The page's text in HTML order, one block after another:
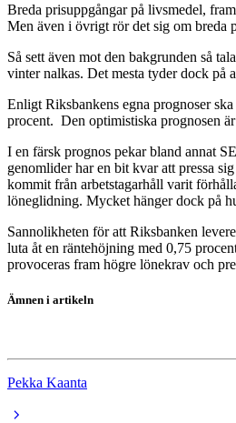
Breda prisuppgångar på livsmedel,
Men även i övrigt rör det sig om breda
Så sett även mot den bakgrunden så
vinter nalkas. Det mesta tyder dock på
Enligt Riksbankens egna prognoser
procent. Den optimistiska prognosen
I en färsk prognos pekar bland annat
genomlider har en bit kvar att pressa
kommit från arbetstagarhåll varit
löneglidning. Mycket hänger dock på
Sannolikheten för att Riksbanken
luta åt en räntehöjning med 0,75
provoceras fram högre lönekrav och
Ämnen i artikeln
Pekka Kaanta